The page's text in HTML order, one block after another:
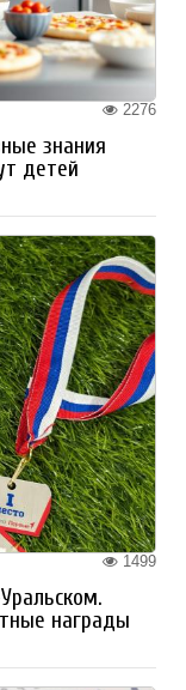
2276
знания
детей
1499
награды